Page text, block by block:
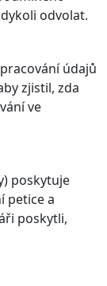
odvolat.
údajů
zjistil, zda
ve
poskytuje
petice a
poskytli,